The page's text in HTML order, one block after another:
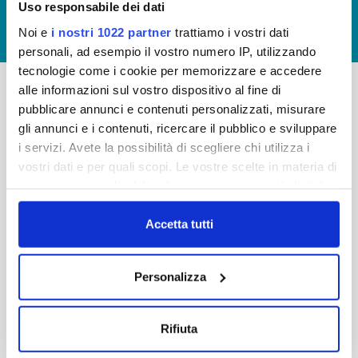
Uso responsabile dei dati
Noi e i nostri 1022 partner trattiamo i vostri dati
personali, ad esempio il vostro numero IP, utilizzando
tecnologie come i cookie per memorizzare e accedere
alle informazioni sul vostro dispositivo al fine di
pubblicare annunci e contenuti personalizzati, misurare
gli annunci e i contenuti, ricercare il pubblico e sviluppare
i servizi. Avete la possibilità di scegliere chi utilizza i
vostri dati e per quali scopi. Le vostre scelte in materia di
in cui avete effettuato le vostre scelte. È possibile
modificare o revocare il proprio consenso in qualsiasi
momento dalla Dichiarazione sui cookie o facendo clic
Con il tuo consenso, vorremmo anche:
raccogliere informazioni sulla tua posizione
Accetta tutti
Personalizza
Rifiuta
LAVORA CON NOI
Publiacqua S.p.A
Via Villamagna 90/c -
50126 Fi
Tel. +39 055688903
Reg Imprese Firenze
-
FAQ
PRIVACY POLICY
COOKIE
WHISTLEBLOWING
CREDITS